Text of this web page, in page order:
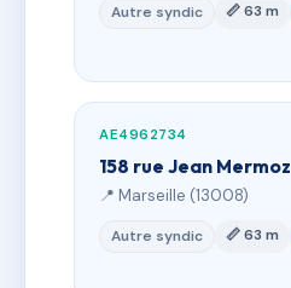
Autre syndic 📏 63 m
AE4962734
158 rue Jean Mermoz
📍 Marseille (13008)
Autre syndic 📏 63 m